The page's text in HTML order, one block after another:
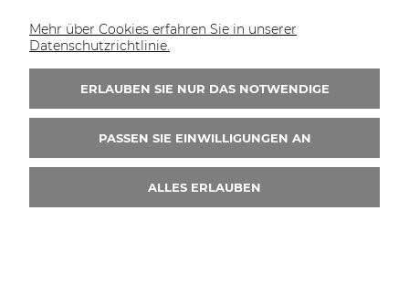
Growatt MOD 9000TL3-XH Netzwechselrichter
1.065,02 €
Mehr über Cookies erfahren Sie in unserer
Datenschutzrichtlinie.
ERLAUBEN SIE NUR DAS NOTWENDIGE
PASSEN SIE EINWILLIGUNGEN AN
ALLES ERLAUBEN